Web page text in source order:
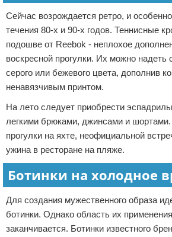
Сейчас возрождается ретро, и
течения 80-х и 90-х годов. Теннисные
подошве от Reebok - неплохое
воскресной прогулки. Их можно надеть
серого или бежевого цвета, дополнив
ненавязчивым принтом.
На лето следует приобрести
легкими брюками, джинсами и
прогулки на яхте, неофициальной
ужина в ресторане на пляже.
Ботинки на холодное
Для создания мужественного образа
ботинки. Однако область их
заканчивается. Ботинки известного